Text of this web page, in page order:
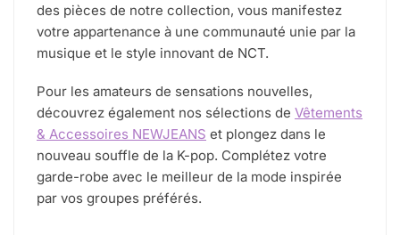
des pièces de notre collection, vous manifestez
votre appartenance à une communauté unie par la
musique et le style innovant de NCT.
Pour les amateurs de sensations nouvelles,
découvrez également nos sélections de Vêtements
& Accessoires NEWJEANS et plongez dans le
nouveau souffle de la K-pop. Complétez votre
garde-robe avec le meilleur de la mode inspirée
par vos groupes préférés.